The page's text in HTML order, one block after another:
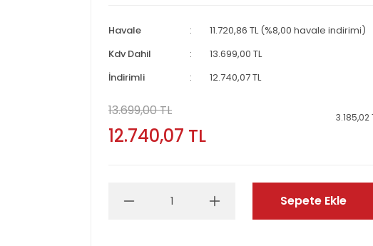
Havale
11.720,86 TL (%8,00 havale indirimi)
Kdv Dahil
13.699,00 TL
İndirimli
12.740,07 TL
13.699,00 TL
12.740,07 TL
Sepete Ekle